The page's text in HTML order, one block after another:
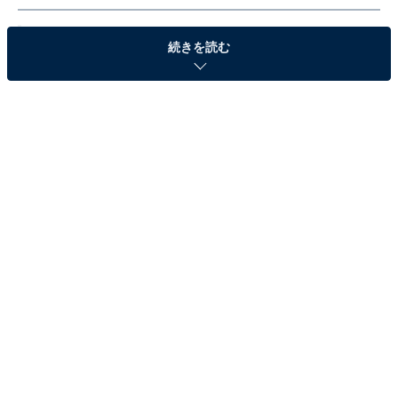
#南くんが恋人!? 放送中🏮
￣￣￣￣￣￣￣￣￣￣￣￣￣￣
続きを読む